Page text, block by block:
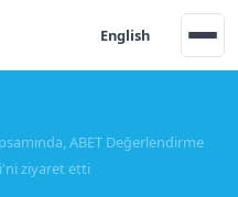
English
ABET Değerlendirme
ziyaret etti